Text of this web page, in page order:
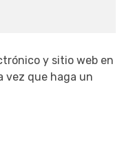
y sitio web en
vez que haga un